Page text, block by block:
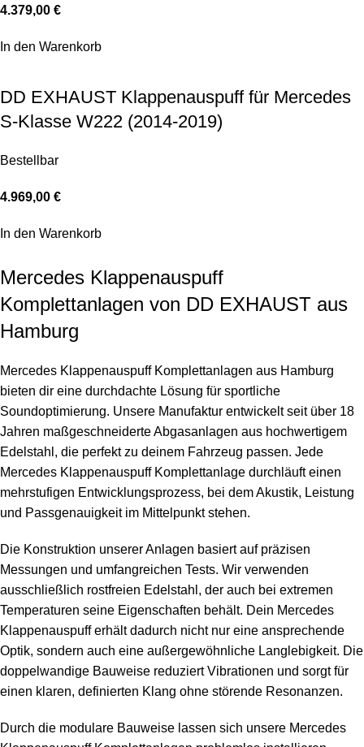
4.379,00 €
In den Warenkorb
DD EXHAUST Klappenauspuff für Mercedes
S-Klasse W222 (2014-2019)
Bestellbar
4.969,00 €
In den Warenkorb
Mercedes Klappenauspuff
Komplettanlagen von DD EXHAUST aus
Hamburg
Mercedes Klappenauspuff Komplettanlagen aus Hamburg
bieten dir eine durchdachte Lösung für sportliche
Soundoptimierung. Unsere Manufaktur entwickelt seit über 18
Jahren maßgeschneiderte Abgasanlagen aus hochwertigem
Edelstahl, die perfekt zu deinem Fahrzeug passen. Jede
Mercedes Klappenauspuff Komplettanlage durchläuft einen
mehrstufigen Entwicklungsprozess, bei dem Akustik, Leistung
und Passgenauigkeit im Mittelpunkt stehen.
Die Konstruktion unserer Anlagen basiert auf präzisen
Messungen und umfangreichen Tests. Wir verwenden
ausschließlich rostfreien Edelstahl, der auch bei extremen
Temperaturen seine Eigenschaften behält. Dein Mercedes
Klappenauspuff erhält dadurch nicht nur eine ansprechende
Optik, sondern auch eine außergewöhnliche Langlebigkeit. Die
doppelwandige Bauweise reduziert Vibrationen und sorgt für
einen klaren, definierten Klang ohne störende Resonanzen.
Durch die modulare Bauweise lassen sich unsere Mercedes